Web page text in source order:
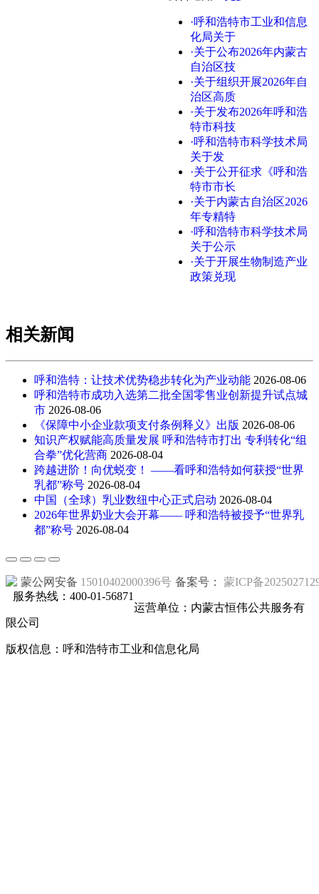
·呼和浩特市工业和信息
化局关于
·关于公布2026年内蒙古
自治区技
·关于组织开展2026年自
治区高质
·关于发布2026年呼和浩
特市科技
·呼和浩特市科学技术局
关于发
·关于公开征求《呼和浩
特市市长
·关于内蒙古自治区2026
年专精特
·呼和浩特市科学技术局
关于公示
·关于开展生物制造产业
政策兑现
相关新闻
呼和浩特：让技术优势稳步转化为产业动能 2026-08-06
呼和浩特市成功入选第二批全国零售业创新提升试点城
市 2026-08-06
《保障中小企业款项支付条例释义》出版 2026-08-06
知识产权赋能高质量发展 呼和浩特市打出 专利转化“组
合拳”优化营商 2026-08-04
跨越进阶！向优蜕变！ ——看呼和浩特如何获授“世界
乳都”称号 2026-08-04
中国（全球）乳业数纽中心正式启动 2026-08-04
2026年世界奶业大会开幕—— 呼和浩特被授予“世界乳
都”称号 2026-08-04
蒙公网安备 15010402000396号 备案号：
蒙ICP备
服务热线：400-01-56871
运营单位：内蒙古恒伟公共服务有
限公司
版权信息：呼和浩特市工业和信息化局